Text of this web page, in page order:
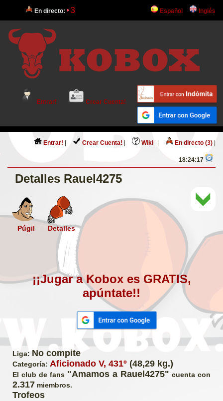
En directo: 3 Español Inglés
Entrar! Crear Cuenta!
Entrar! Crear Cuenta! Wiki En directo (3)
18:24:17
Detalles Rauel4275
Púgil Detalles
¡¡Jugar a Kobox es GRATIS,
apúntate!!
Liga: No compite
Categoría: Aficionado V, 431º (48,29 kg.)
El club de fans "Amamos a Rauel4275" cuenta con
2.317 miembros.
Trofeos